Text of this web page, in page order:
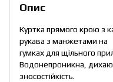
Опис
Куртка прямого крою з
рукава з манжетами на
гумках для щільного
Водонепроникна,
зносостійкість.